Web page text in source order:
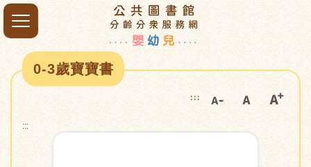
0-3歲寶寶書
:::
:::